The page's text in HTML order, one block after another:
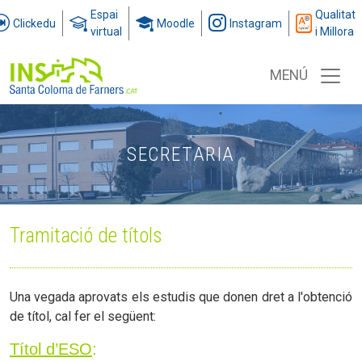
Clickedu
Espai
virtual
Moodle Instagram
Qualitat
i Millora
MENÚ
SECRETARIA
Tramitació de títols
Una vegada aprovats els estudis que donen dret a l'obtenció
de títol, cal fer el següent:
Títol d’ESO: